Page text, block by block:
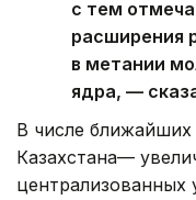
с тем
расширения
в метании
ядра, —
В числе
Казахстана—
централизованных